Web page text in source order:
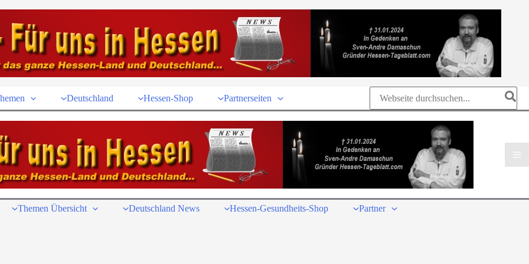
Deutschland Hessen-Shop Partnerseiten
Search
for:
Themen Übersicht Deutschland News Hessen-Gesundheits-Shop
Partner